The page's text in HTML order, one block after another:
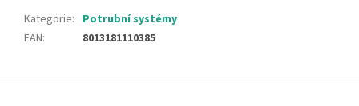
Kategorie: Potrubní systémy
EAN: 8013181110385